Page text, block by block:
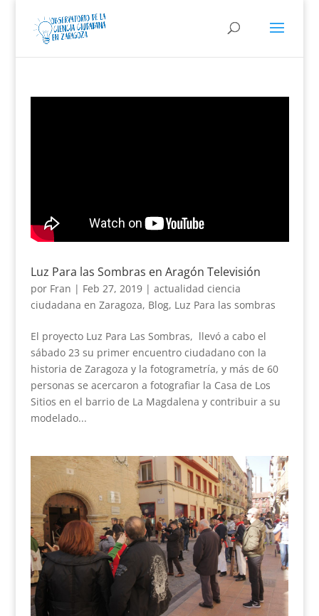
Luz Para las Sombras en Aragón Televisión
por Fran | Feb 27, 2019| actualidad ciencia
ciudadana en Zaragoza, Blog, Luz Para las sombras
El proyecto Luz Para Las Sombras, llevó a cabo el
sábado 23 su primer encuentro ciudadano con la
historia de Zaragoza y la fotogrametría, y más de 60
personas se acercaron a fotografiar la Casa de Los
Sitios en el barrio de La Magdalena y contribuir a su
modelado...